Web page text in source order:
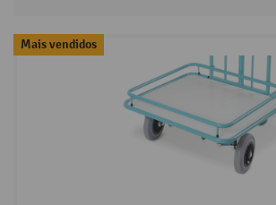
Mais vendidos